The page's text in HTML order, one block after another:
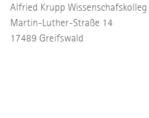
Alfried Krupp
Martin-Luther-Straße 14
17489 Greifswald